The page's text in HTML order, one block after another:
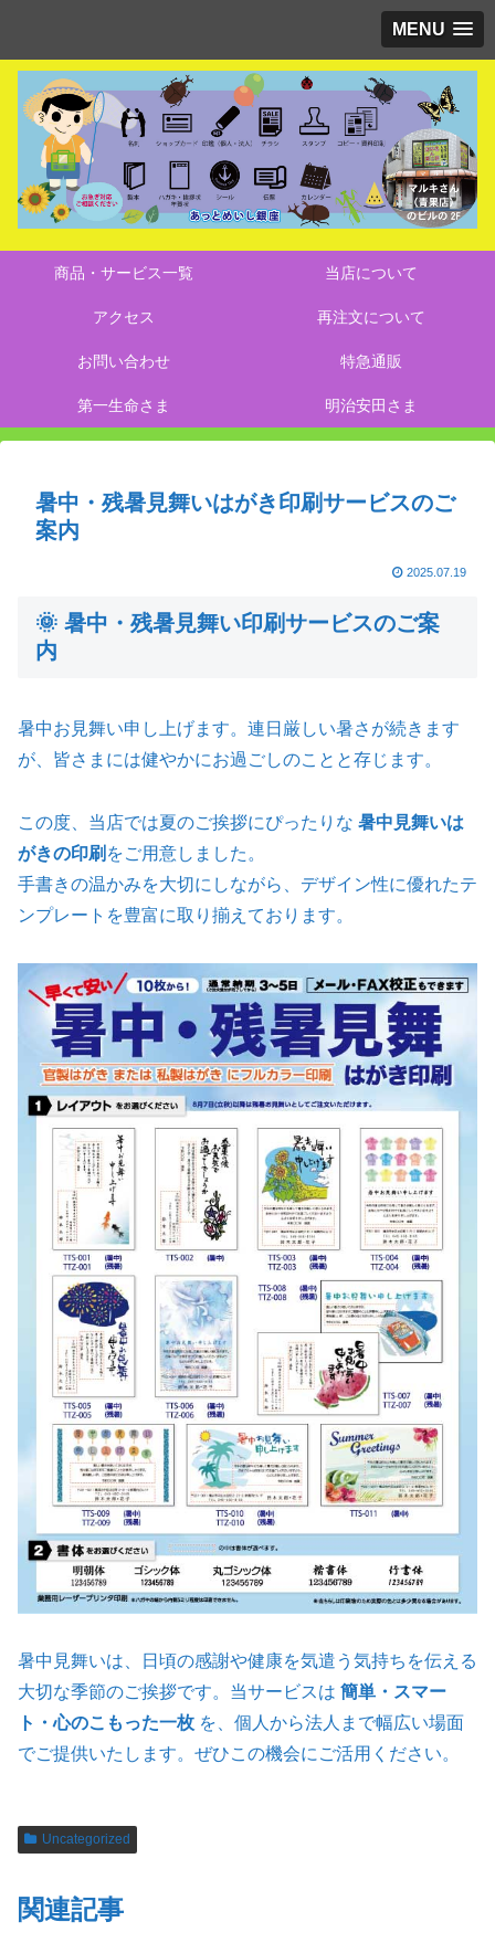
MENU
商品・サービス一覧 当店について
アクセス 再注文について
お問い合わせ 特急通販
第一生命さま 明治安田さま
暑中・残暑見舞いはがき印刷サービスのご
案内
2025.07.19
🌞 暑中・残暑見舞い印刷サービスのご案
内
暑中お見舞い申し上げます。連日厳しい暑さが続きます
が、皆さまには健やかにお過ごしのことと存じます。
この度、当店では夏のご挨拶にぴったりな 暑中見舞いは
がきの印刷 をご用意しました。
手書きの温かみを大切にしながら、デザイン性に優れたテ
ンプレートを豊富に取り揃えております。
暑中見舞いは、日頃の感謝や健康を気遣う気持ちを伝える
大切な季節のご挨拶です。当サービスは 簡単・スマー
ト・心のこもった一枚 を、個人から法人まで幅広い場面
でご提供いたします。ぜひこの機会にご活用ください。
Uncategorized
関連記事